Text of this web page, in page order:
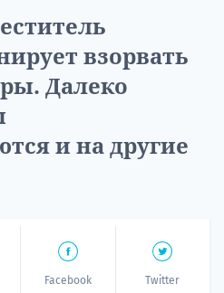
взорвать
Далеко
и на другие
Facebook Twitter